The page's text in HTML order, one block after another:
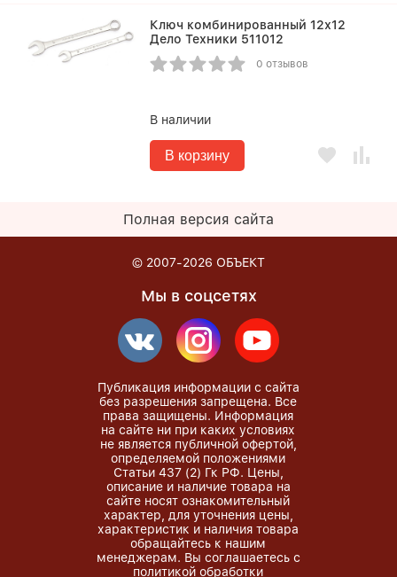
Ключ комбинированный 12х12
Дело Техники 511012
0 отзывов
В наличии
В корзину
Полная версия сайта
© 2007-2026 ОБЪЕКТ
Мы в соцсетях
Публикация информации с сайта
без разрешения запрещена. Все
права защищены. Информация
на сайте ни при каких условиях
не является публичной офертой,
определяемой положениями
Статьи 437 (2) Гк РФ. Цены,
описание и наличие товара на
сайте носят ознакомительный
характер, для уточнения цены,
характеристик и наличия товара
обращайтесь к нашим
менеджерам. Вы соглашаетесь с
политикой обработки